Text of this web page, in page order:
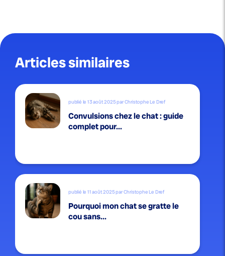
Articles similaires
publié le 13 août 2025 par Christophe Le Dref
Convulsions chez le chat : guide
complet pour...
publié le 11 août 2025 par Christophe Le Dref
Pourquoi mon chat se gratte le
cou sans...